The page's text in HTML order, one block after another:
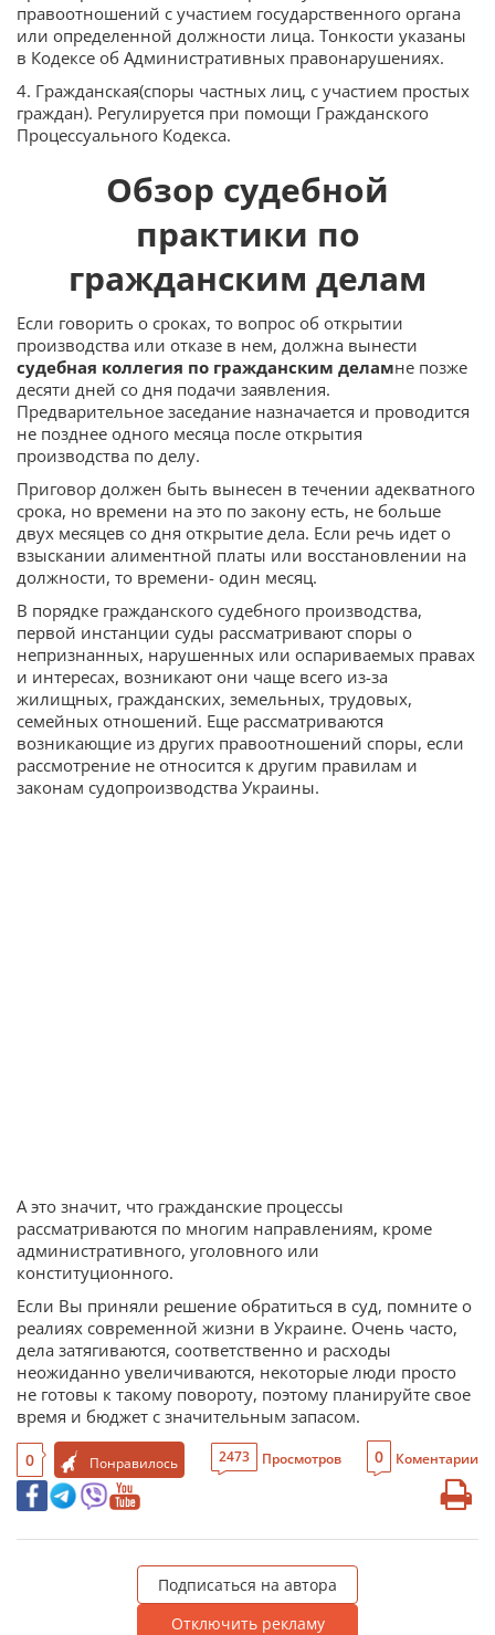
правоотношений с участием государственного органа
или определенной должности лица. Тонкости указаны
в Кодексе об Административных правонарушениях.
4. Гражданская(споры частных лиц, с участием простых
граждан). Регулируется при помощи Гражданского
Процессуального Кодекса.
Обзор судебной
практики по
гражданским делам
Если говорить о сроках, то вопрос об открытии
производства или отказе в нем, должна вынести
судебная коллегия по гражданским деламне позже
десяти дней со дня подачи заявления.
Предварительное заседание назначается и проводится
не позднее одного месяца после открытия
производства по делу.
Приговор должен быть вынесен в течении адекватного
срока, но времени на это по закону есть, не больше
двух месяцев со дня открытие дела. Если речь идет о
взыскании алиментной платы или восстановлении на
должности, то времени- один месяц.
В порядке гражданского судебного производства,
первой инстанции суды рассматривают споры о
непризнанных, нарушенных или оспариваемых правах
и интересах, возникают они чаще всего из-за
жилищных, гражданских, земельных, трудовых,
семейных отношений. Еще рассматриваются
возникающие из других правоотношений споры, если
рассмотрение не относится к другим правилам и
законам судопроизводства Украины.
А это значит, что гражданские процессы
рассматриваются по многим направлениям, кроме
административного, уголовного или
конституционного.
Если Вы приняли решение обратиться в суд, помните о
реалиях современной жизни в Украине. Очень часто,
дела затягиваются, соответственно и расходы
неожиданно увеличиваются, некоторые люди просто
не готовы к такому повороту, поэтому планируйте свое
время и бюджет с значительным запасом.
0 Понравилось 2473 Просмотров 0 Коментарии
Подписаться на автора
Отключить рекламу